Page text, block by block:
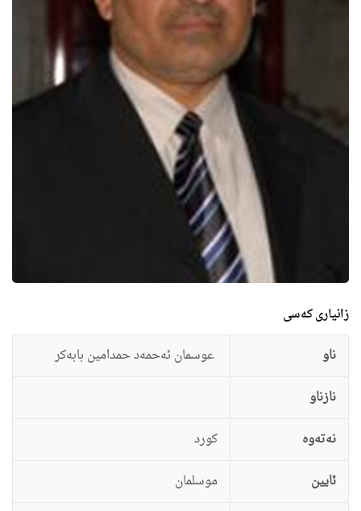
زانيارى کەسی
ناو
عوسمان ئه‌حمه‌د حمدامین بابه‌كر
نازناو
نەتەوە
كورد
ئایین
موسلمان